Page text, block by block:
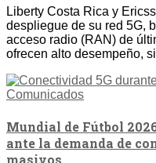
Liberty Costa Rica y
despliegue de su red 5G,
acceso radio (RAN) de
ofrecen alto desempeño,
Comunicados
Mundial de Fútbol
ante la demanda de
masivos